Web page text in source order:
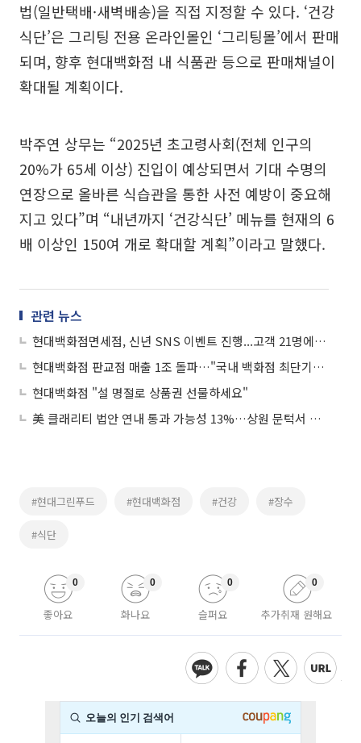
법(일반택배·새벽배송)을 직접 지정할 수 있다. ‘건강
식단’은 그리팅 전용 온라인몰인 ‘그리팅몰’에서 판매
되며, 향후 현대백화점 내 식품관 등으로 판매채널이
확대될 계획이다.
박주연 상무는 “2025년 초고령사회(전체 인구의
20%가 65세 이상) 진입이 예상되면서 기대 수명의
연장으로 올바른 식습관을 통한 사전 예방이 중요해
지고 있다”며 “내년까지 ‘건강식단’ 메뉴를 현재의 6
배 이상인 150여 개로 확대할 계획”이라고 말했다.
관련 뉴스
현대백화점면세점, 신년 SNS 이벤트 진행...고객 21명에 상품권 10만원 증정
현대백화점 판교점 매출 1조 돌파…"국내 백화점 최단기간 달성"
현대백화점 "설 명절로 상품권 선물하세요"
美 클래리티 법안 연내 통과 가능성 13%…상원 문턱서 제동
#현대그린푸드 #현대백화점 #건강 #장수
#식단
좋아요
0
화나요
0
슬퍼요
0
추가취재 원해요
0